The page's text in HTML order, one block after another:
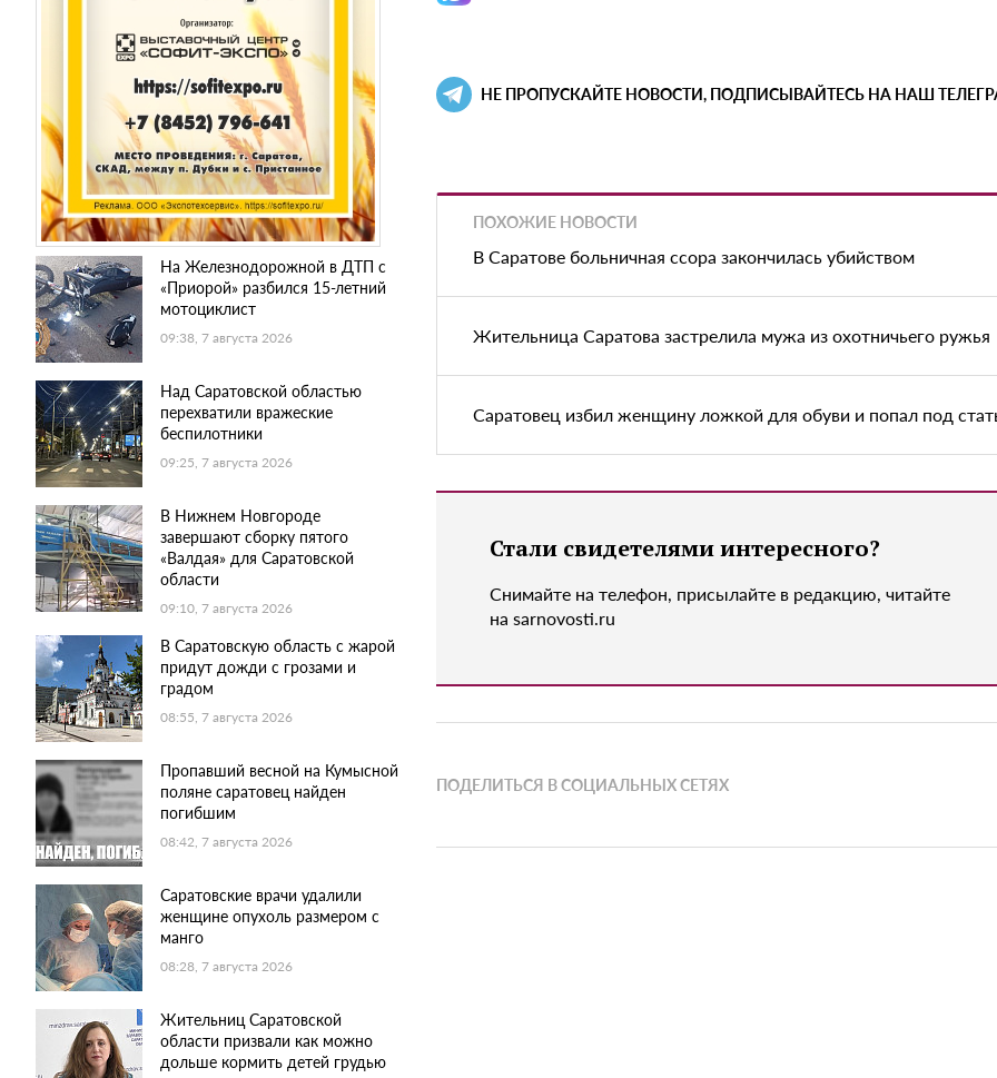
На Железнодорожной в ДТП с
«Приорой» разбился 15-летний
мотоциклист
09:38, 7 августа 2026
Над Саратовской областью
перехватили вражеские
беспилотники
09:25, 7 августа 2026
В Нижнем Новгороде
завершают сборку пятого
«Валдая» для Саратовской
области
09:10, 7 августа 2026
В Саратовскую область с жарой
придут дожди с грозами и
градом
08:55, 7 августа 2026
Пропавший весной на Кумысной
поляне саратовец найден
погибшим
08:42, 7 августа 2026
Саратовские врачи удалили
женщине опухоль размером с
манго
08:28, 7 августа 2026
Жительниц Саратовской
области призвали как можно
дольше кормить детей грудью
НЕ ПРОПУСКАЙТЕ НОВОСТИ, ПОДПИСЫВАЙТЕСЬ НА НАШ
ПОХОЖИЕ НОВОСТИ
В Саратове больничная ссора закончилась убийством
Жительница Саратова застрелила мужа из охотничьего ружья
Саратовец избил женщину ложкой для обуви и попал под
Стали свидетелями интересного?
Снимайте на телефон, присылайте в редакцию, читайте
на sarnovosti.ru
ПОДЕЛИТЬСЯ В СОЦИАЛЬНЫХ СЕТЯХ